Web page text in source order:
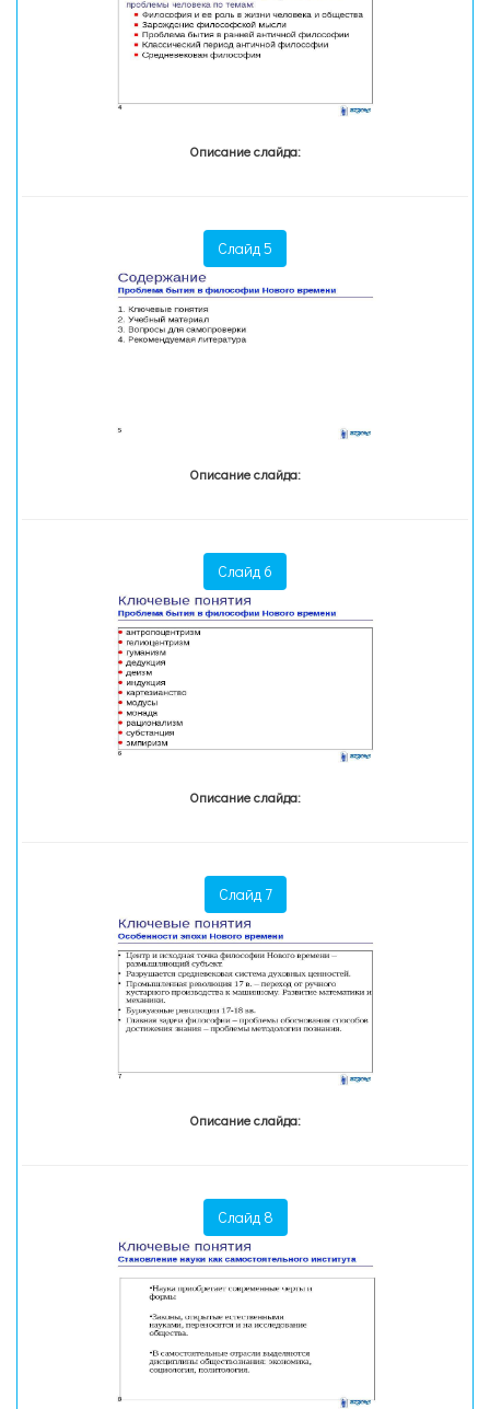
Описание слайда:
Слайд 5
Описание слайда:
Слайд 6
Описание слайда:
Слайд 7
Описание слайда:
Слайд 8